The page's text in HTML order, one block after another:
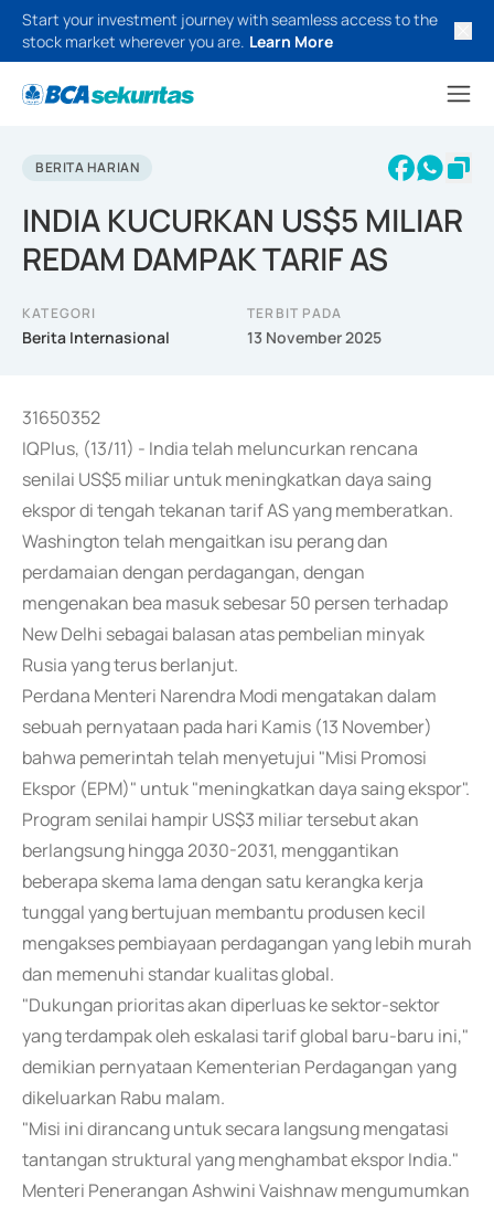
Start your investment journey with seamless access to the
stock market wherever you are. Learn More
BERITA HARIAN
INDIA KUCURKAN US$5 MILIAR
REDAM DAMPAK TARIF AS
KATEGORI
Berita Internasional
TERBIT PADA
13 November 2025
31650352
IQPlus, (13/11) - India telah meluncurkan rencana
senilai US$5 miliar untuk meningkatkan daya saing
ekspor di tengah tekanan tarif AS yang memberatkan.
Washington telah mengaitkan isu perang dan
perdamaian dengan perdagangan, dengan
mengenakan bea masuk sebesar 50 persen terhadap
New Delhi sebagai balasan atas pembelian minyak
Rusia yang terus berlanjut.
Perdana Menteri Narendra Modi mengatakan dalam
sebuah pernyataan pada hari Kamis (13 November)
bahwa pemerintah telah menyetujui "Misi Promosi
Ekspor (EPM)" untuk "meningkatkan daya saing ekspor".
Program senilai hampir US$3 miliar tersebut akan
berlangsung hingga 2030-2031, menggantikan
beberapa skema lama dengan satu kerangka kerja
tunggal yang bertujuan membantu produsen kecil
mengakses pembiayaan perdagangan yang lebih murah
dan memenuhi standar kualitas global.
"Dukungan prioritas akan diperluas ke sektor-sektor
yang terdampak oleh eskalasi tarif global baru-baru ini,"
demikian pernyataan Kementerian Perdagangan yang
dikeluarkan Rabu malam.
"Misi ini dirancang untuk secara langsung mengatasi
tantangan struktural yang menghambat ekspor India."
Menteri Penerangan Ashwini Vaishnaw mengumumkan